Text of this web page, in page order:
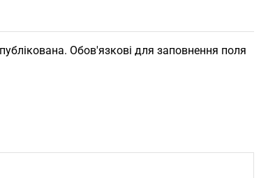
Обов'язкові для заповнення поля